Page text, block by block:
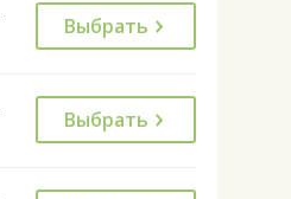
Выбрать
Выбрать